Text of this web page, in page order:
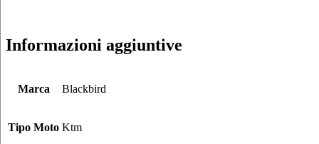
Informazioni aggiuntive
Marca Blackbird
Tipo Moto Ktm